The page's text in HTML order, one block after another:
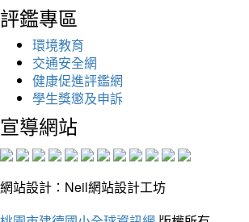
評鑑專區
環境教育
交通安全網
健康促進評鑑網
學生獎懲及申訴
宣導網站
網站設計：Neil網站設計工坊